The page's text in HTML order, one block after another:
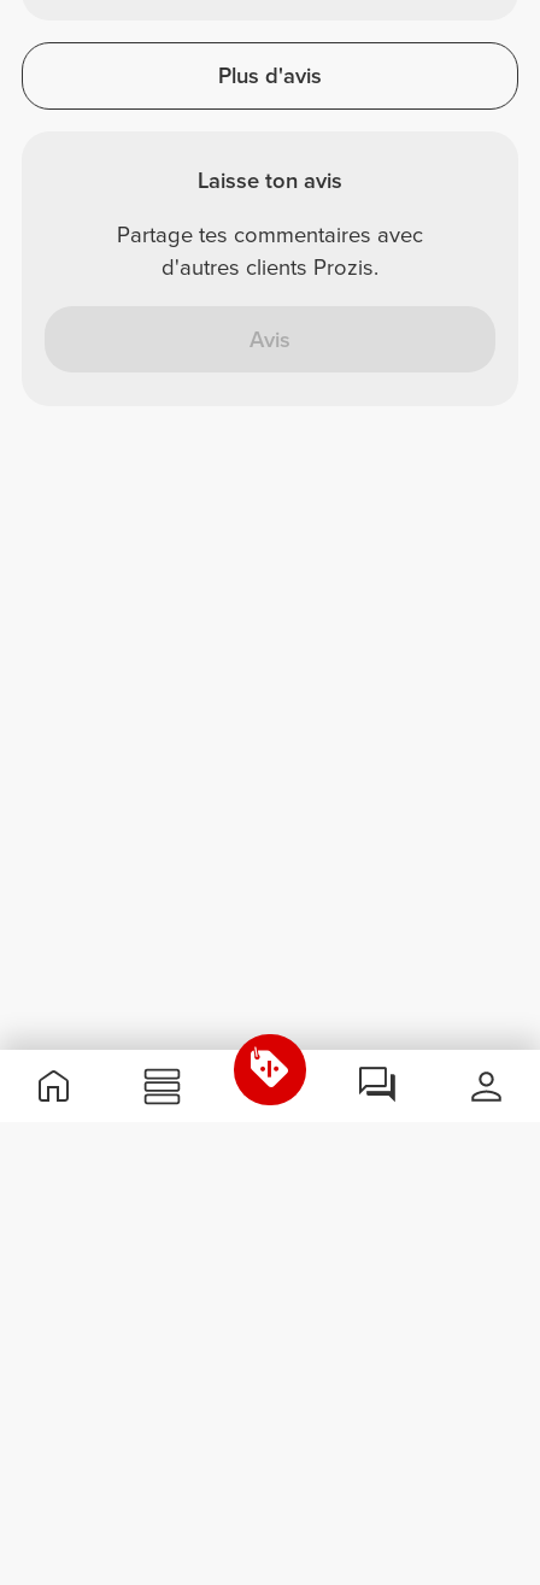
Plus d'avis
Laisse ton avis
Partage tes commentaires avec
d'autres clients Prozis.
Avis